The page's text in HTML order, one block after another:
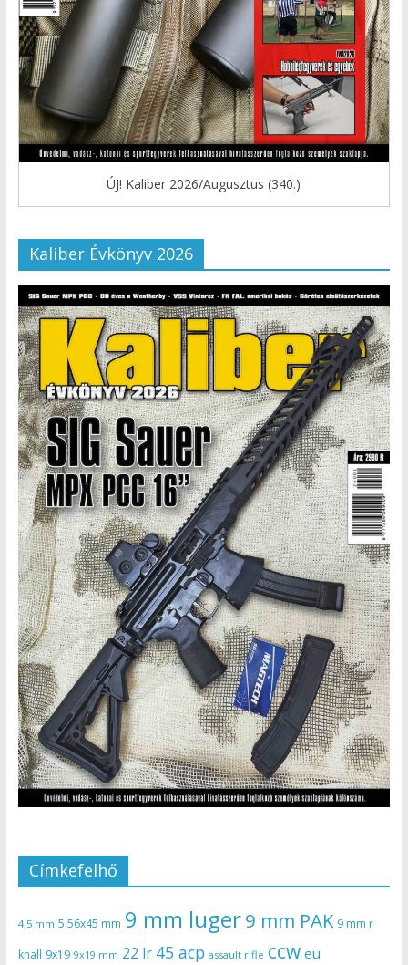
ÚJ! Kaliber 2026/Augusztus (340.)
Kaliber Évkönyv 2026
Címkefelhő
4,5 mm 5,56x45 mm 9 mm luger9 mm PAK 9 mm r
knall 9x19 9x19 mm 22 lr 45 acp assault rifle ccw eu